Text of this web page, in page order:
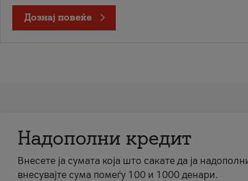
Дознај повеќе
Надополни кредит
Внесете ја сумата која што сакате да ја
внесувајте сума помеѓу 100 и 1000 денари.